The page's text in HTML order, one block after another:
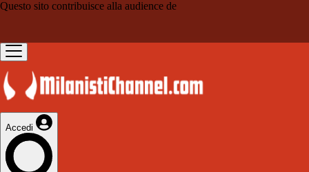
Questo sito contribuisce alla audience de
Accedi